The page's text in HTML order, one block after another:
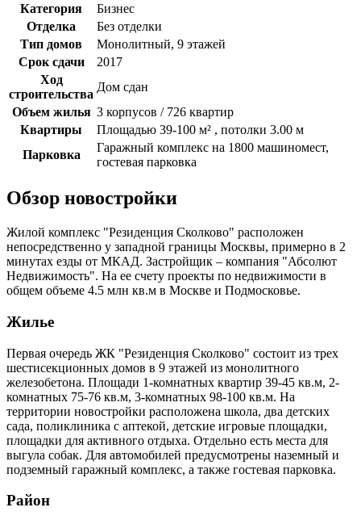
Категория
Бизнес
Отделка
Без отделки
Тип домов
Монолитный, 9 этажей
Срок сдачи
2017
Ход
строительства
Дом сдан
Объем жилья 3 корпусов / 726 квартир
Квартиры
Площадью 39-100 м² , потолки 3.00 м
Парковка
Гаражный комплекс на 1800 машиномест,
гостевая парковка
Обзор новостройки
Жилой комплекс "Резиденция Сколково" расположен
непосредственно у западной границы Москвы, примерно в 2
минутах езды от МКАД. Застройщик – компания "Абсолют
Недвижимость". На ее счету проекты по недвижимости в
общем объеме 4.5 млн кв.м в Москве и Подмосковье.
Жилье
Первая очередь ЖК "Резиденция Сколково" состоит из трех
шестисекционных домов в 9 этажей из монолитного
железобетона. Площади 1-комнатных квартир 39-45 кв.м, 2-
комнатных 75-76 кв.м, 3-комнатных 98-100 кв.м. На
территории новостройки расположена школа, два детских
сада, поликлиника с аптекой, детские игровые площадки,
площадки для активного отдыха. Отдельно есть места для
выгула собак. Для автомобилей предусмотрены наземный и
подземный гаражный комплекс, а также гостевая парковка.
Район